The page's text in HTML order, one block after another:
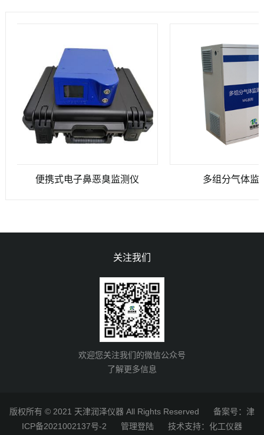
便携式电子鼻恶臭监测仪 多组分气体监测
关注我们
欢迎您关注我们的微信公众号
了解更多信息
版权所有 © 2021 天津润泽仪器 All Rights Reserved 备案号：津
ICP备2021002137号-2
管理登陆技术支持： 化工仪器